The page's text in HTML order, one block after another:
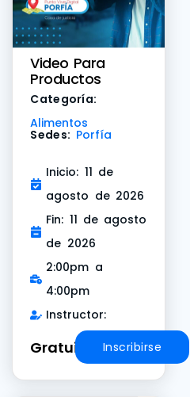
Video Para
Productos
Categoría:
Alimentos
Sedes: Porfía
Inicio: 11 de
agosto de 2026
Fin: 11 de agosto
de 2026
2:00pm a
4:00pm
Instructor:
Gratuito Inscribirse